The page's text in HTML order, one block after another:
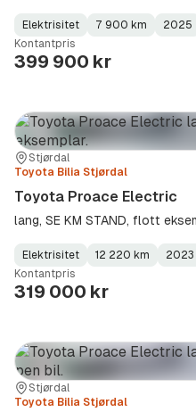
Fuel
Type:
Elektrisitet
Kilometerstand:
7 900 km
Model
Year:
2025
Gearbox
Type:
Kontantpris
399 900 kr
Sted:
Stjørdal
Forhandler:
Toyota Bilia Stjørdal
Toyota Proace Electric
lang, SE KM STAND, flott
Fuel
Type:
Elektrisitet
Kilometerstand:
12 220 km
Model
Year:
2023
Gearbox
Type:
Kontantpris
319 000 kr
Sted:
Stjørdal
Forhandler:
Toyota Bilia Stjørdal